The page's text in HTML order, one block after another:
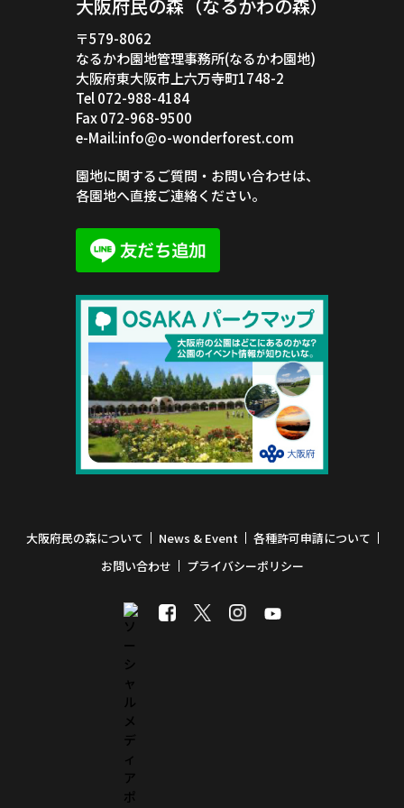
大阪府民の森（なるかわの森）
〒579-8062
なるかわ園地管理事務所(なるかわ園地)
大阪府東大阪市上六万寺町1748-2
Tel 072-988-4184
Fax 072-968-9500
e-Mail:info@o-wonderforest.com
園地に関するご質問・お問い合わせは、
各園地へ直接ご連絡ください。
大阪府民の森について News & Event
各種許可申請について
お問い合わせ
プライバシーポリシー